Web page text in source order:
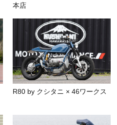
本店
R80 by クシタニ × 46ワークス